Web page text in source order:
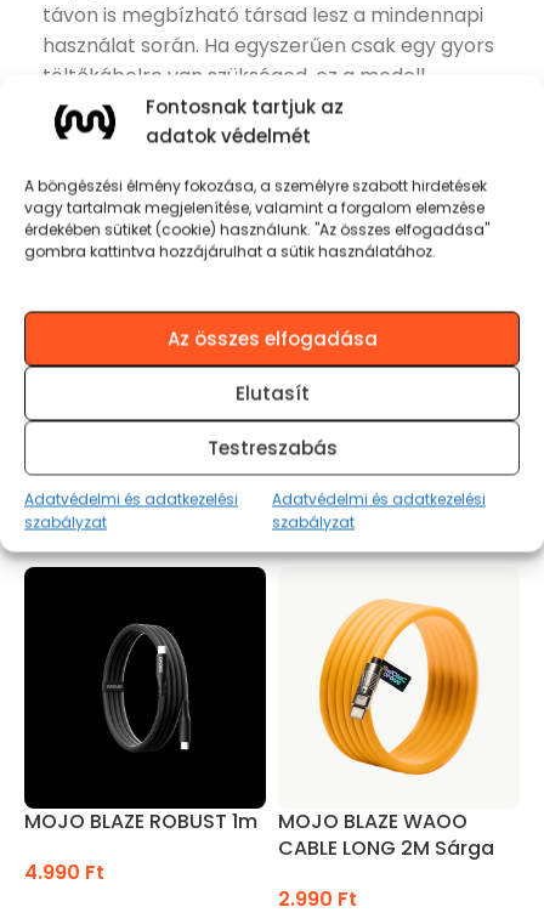
Fontosnak tartjuk az
adatok védelmét
A böngészési élmény fokozása, a személyre szabott hirdetések
vagy tartalmak megjelenítése, valamint a forgalom elemzése
érdekében sütiket (cookie) használunk. "Az összes elfogadása"
gombra kattintva hozzájárulhat a sütik használatához.
Az összes elfogadása
Elutasít
Testreszabás
Adatvédelmi és adatkezelési
szabályzat
Adatvédelmi és adatkezelési
szabályzat
távon is megbízható társad lesz a mindennapi
használat során. Ha egyszerűen csak egy gyors
töltőkábelre van szükséged, ez a modell
tökéletes megoldás.
Készleten
KOSÁRBA TESZEM
Termékinformációk
BŐVEBBEN
Kapcsolódó termékek
MOJO BLAZE ROBUST 1m
4.990 Ft
MOJO BLAZE WAOO
CABLE LONG 2M Sárga
2.990 Ft